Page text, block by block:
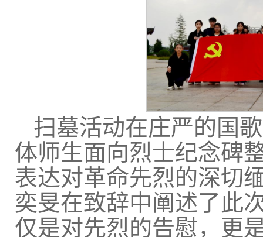
扫墓活动在庄严的国
体师生面向烈士纪念碑
表达对革命先烈的深切
奕旻在致辞中阐述了此
仅是对先烈的告慰，更